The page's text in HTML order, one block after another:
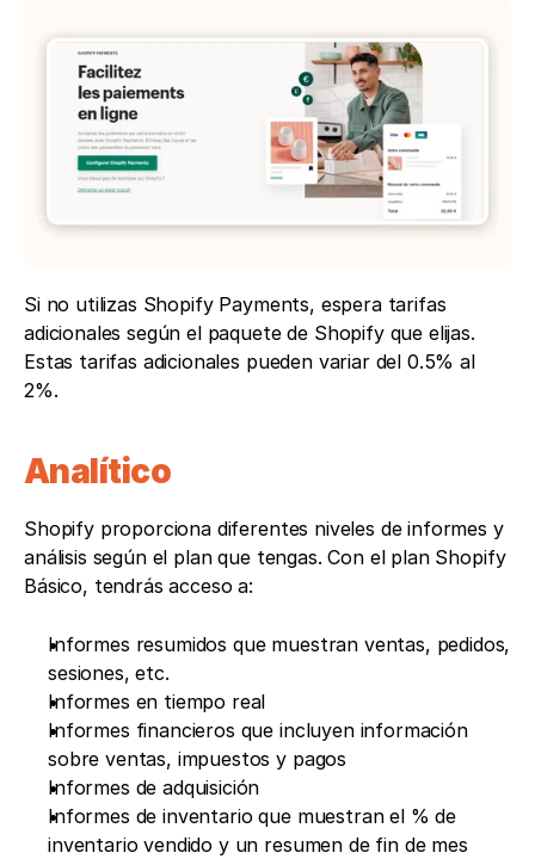
Si no utilizas Shopify Payments, espera tarifas
adicionales según el paquete de Shopify que elijas.
Estas tarifas adicionales pueden variar del 0.5% al
2%.
Analítico
Shopify proporciona diferentes niveles de informes y
análisis según el plan que tengas. Con el plan Shopify
Básico, tendrás acceso a:
Informes resumidos que muestran ventas, pedidos,
sesiones, etc.
Informes en tiempo real
Informes financieros que incluyen información
sobre ventas, impuestos y pagos
Informes de adquisición
Informes de inventario que muestran el % de
inventario vendido y un resumen de fin de mes